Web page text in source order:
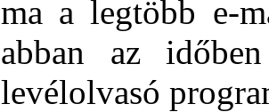
ma a legtöbb e-
abban az
levélolvasó